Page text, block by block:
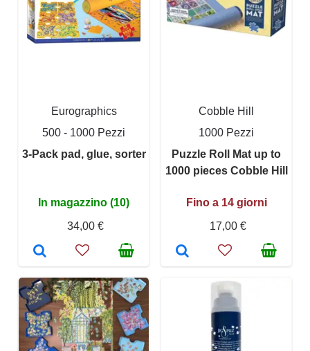
Eurographics
500 - 1000 Pezzi
3-Pack pad, glue, sorter
In magazzino (10)
34,00 €
Cobble Hill
1000 Pezzi
Puzzle Roll Mat up to
1000 pieces Cobble Hill
Fino a 14 giorni
17,00 €